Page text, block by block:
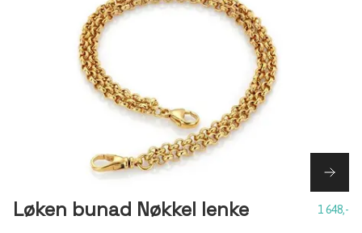
Løken bunad Nøkkel lenke 1 648,-